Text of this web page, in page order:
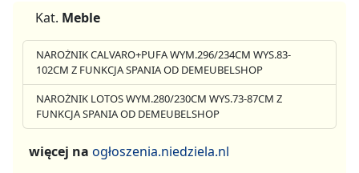
Kat. Meble
NAROŻNIK CALVARO+PUFA WYM.296/234CM WYS.83-
102CM Z FUNKCJA SPANIA OD DEMEUBELSHOP
NAROŻNIK LOTOS WYM.280/230CM WYS.73-87CM Z
FUNKCJA SPANIA OD DEMEUBELSHOP
więcej na ogłoszenia.niedziela.nl